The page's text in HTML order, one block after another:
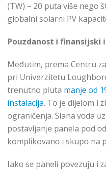
(TW) – 20 puta više nego
globalni solarni PV
Pouzdanost i finansijski
Međutim, prema Centru
pri Univerzitetu
trenutno pluta manje od
instalacija. To je dijelom i
ograničenja. Slana voda
postavljanje panela pod
komplikovano i skupo na
Iako se paneli povezuju i